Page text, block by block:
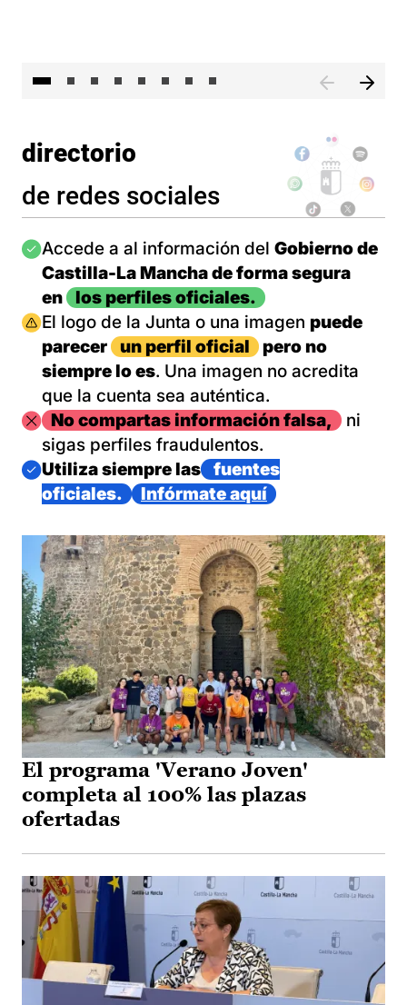
directorio
de redes sociales
Imagen
Accede a al información del Gobierno de
Castilla-La Mancha de forma segura
en
los perfiles oficiales.
Imagen
El logo de la Junta o una imagen puede
parecer
un perfil oficial
pero no
siempre lo es. Una imagen no acredita
que la cuenta sea auténtica.
ImagenNo compartas información falsa,
ni
sigas perfiles fraudulentos.
Imagen
Utiliza siempre las
fuentes
oficiales.
Infórmate aquí
El programa 'Verano Joven'
completa al 100% las plazas
ofertadas